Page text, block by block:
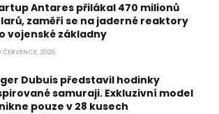
Antares přilákal 470 milionů
zaměří se na jaderné reaktory
vojenské základny
ČERVENCE, 2026
Dubuis představil hodinky
samuraji. Exkluzivní model
pouze v 28 kusech